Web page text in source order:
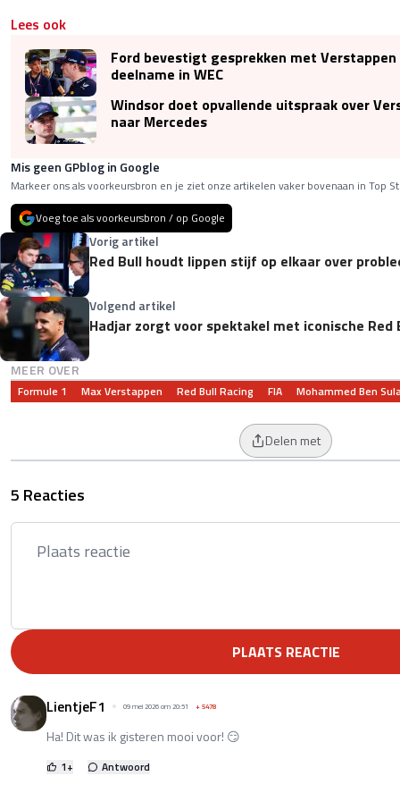
Lees ook
Ford bevestigt gesprekken met
deelname in WEC
Windsor doet opvallende uitspraak over
naar Mercedes
Mis geen GPblog in Google
Markeer ons als voorkeursbron en je ziet onze artikelen vaker bovenaan in Top
Voeg toe als voorkeursbron / op Google
Vorig artikel
Red Bull houdt lippen stijf op elkaar over
Volgend artikel
Hadjar zorgt voor spektakel met iconische
MEER OVER
Formule 1 Max Verstappen Red Bull Racing FIA Mohammed Ben
Delen met
5 Reacties
PLAATS REACTIE
LientjeF1 09 mei 2026 om 20:51 +5478
Ha! Dit was ik gisteren mooi voor! 😏
1+ Antwoord